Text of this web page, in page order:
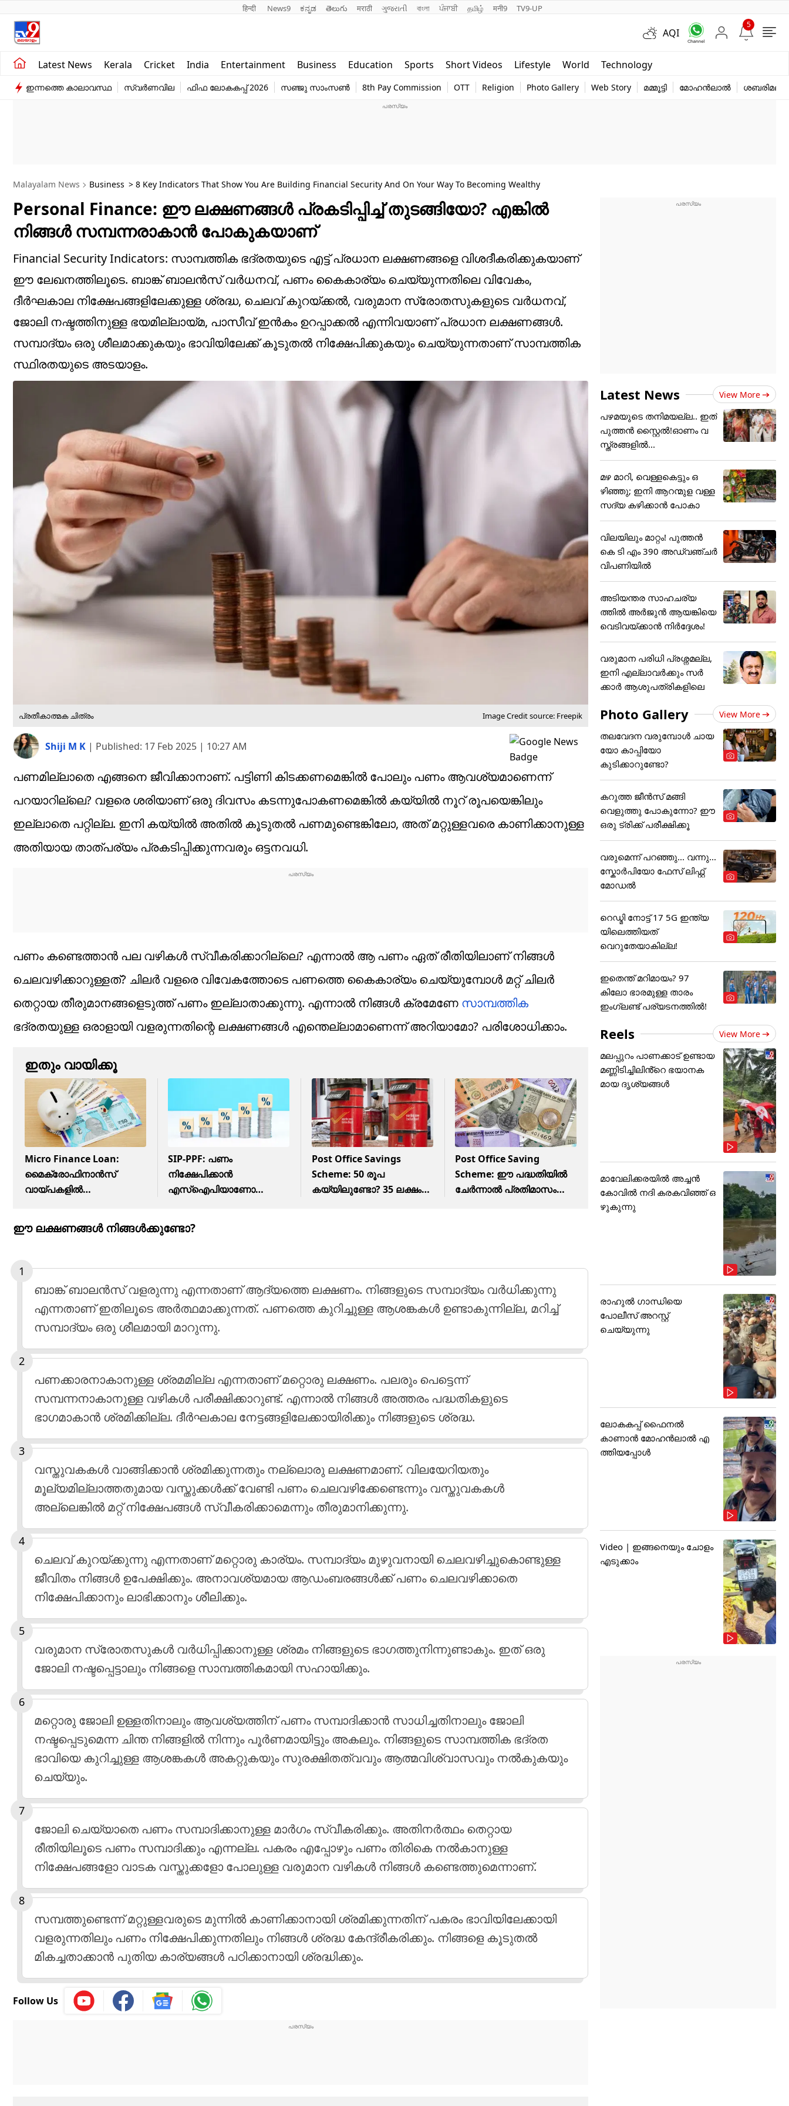
हिन्दी News9 ಕನ್ನಡ తెలుగు मराठी ગુજરાતી বাংলা ਪੰਜਾਬੀ தமிழ் मनी9 TV9-UP
AQI
5
Latest News Kerala Cricket India Entertainment Business Education Sports Short Videos Lifestyle World Technology
Kerala
India
Education
world
Web Story
ഇന്നത്തെ കാലാവസ്ഥ സ്വർണവില ഫിഫ ലോകകപ്പ് 2026 സഞ്ജു സാംസൺ 8th Pay Commission OTT Religion Photo Gallery Web Story മമ്മൂട്ടി മോഹൻലാൽ ശബരിമല
Malayalam News Business > 8 Key Indicators That Show You Are Building Financial Security And On Your Way To Becoming Wealthy
Personal Finance: ഈ ലക്ഷണങ്ങള്‍ പ്രകടിപ്പിച്ച് തുടങ്ങിയോ? എങ്കില്‍
നിങ്ങള്‍ സമ്പന്നരാകാന്‍ പോകുകയാണ്‌
Financial Security Indicators: സാമ്പത്തിക ഭദ്രതയുടെ എട്ട് പ്രധാന ലക്ഷണങ്ങളെ വിശദീകരിക്കുകയാണ്
ഈ ലേഖനത്തിലൂടെ. ബാങ്ക് ബാലന്‍സ് വര്‍ധനവ്, പണം കൈകാര്യം ചെയ്യുന്നതിലെ വിവേകം,
ദീര്‍ഘകാല നിക്ഷേപങ്ങളിലേക്കുള്ള ശ്രദ്ധ, ചെലവ് കുറയ്ക്കല്‍, വരുമാന സ്രോതസുകളുടെ വര്‍ധനവ്,
ജോലി നഷ്ടത്തിനുള്ള ഭയമില്ലായ്മ, പാസീവ് ഇന്‍കം ഉറപ്പാക്കല്‍ എന്നിവയാണ് പ്രധാന ലക്ഷണങ്ങള്‍.
സമ്പാദ്യം ഒരു ശീലമാക്കുകയും ഭാവിയിലേക്ക് കൂടുതല്‍ നിക്ഷേപിക്കുകയും ചെയ്യുന്നതാണ് സാമ്പത്തിക
സ്ഥിരതയുടെ അടയാളം.
പ്രതീകാത്മക ചിത്രം Image Credit source: Freepik
Shiji M K | Published: 17 Feb 2025 | 10:27 AM
പണമില്ലാതെ എങ്ങനെ ജീവിക്കാനാണ്. പട്ടിണി കിടക്കണമെങ്കില്‍ പോലും പണം ആവശ്യമാണെന്ന്
പറയാറില്ലെ? വളരെ ശരിയാണ് ഒരു ദിവസം കടന്നുപോകണമെങ്കില്‍ കയ്യില്‍ നൂറ് രൂപയെങ്കിലും
ഇല്ലാതെ പറ്റില്ല. ഇനി കയ്യില്‍ അതില്‍ കൂടുതല്‍ പണമുണ്ടെങ്കിലോ, അത് മറ്റുള്ളവരെ കാണിക്കാനുള്ള
അതിയായ താത്പര്യം പ്രകടിപ്പിക്കുന്നവരും ഒട്ടനവധി.
പണം കണ്ടെത്താന്‍ പല വഴികള്‍ സ്വീകരിക്കാറില്ലെ? എന്നാല്‍ ആ പണം ഏത് രീതിയിലാണ് നിങ്ങള്‍
ചെലവഴിക്കാറുള്ളത്? ചിലര്‍ വളരെ വിവേകത്തോടെ പണത്തെ കൈകാര്യം ചെയ്യുമ്പോള്‍ മറ്റ് ചിലര്‍
തെറ്റായ തീരുമാനങ്ങളെടുത്ത് പണം ഇല്ലാതാക്കുന്നു. എന്നാല്‍ നിങ്ങള്‍ ക്രമേണേ സാമ്പത്തിക
ഭദ്രതയുള്ള ഒരാളായി വളരുന്നതിന്റെ ലക്ഷണങ്ങള്‍ എന്തെല്ലാമാണെന്ന് അറിയാമോ? പരിശോധിക്കാം.
ഇതും വായിക്കൂ
Micro Finance Loan:
മൈക്രോഫിനാന്‍സ്
വായ്പകളില്‍
കടക്കെണിയില്‍ പെടുംമുമ്പ്
ഇവ അറിഞ്ഞുവെക്കാം
SIP-PPF: പണം
നിക്ഷേപിക്കാന്‍
എസ്‌ഐപിയാണോ
ഇങ്ങനെ വളരും
Post Office Savings
Scheme: 50 രൂപ
കയ്യിലുണ്ടോ? 35 ലക്ഷം
Post Office Saving
Scheme: ഈ പദ്ധതിയില്‍
ചേര്‍ന്നാല്‍ പ്രതിമാസം
ഈ ലക്ഷണങ്ങള്‍ നിങ്ങള്‍ക്കുണ്ടോ?
ബാങ്ക് ബാലന്‍സ് വളരുന്നു എന്നതാണ് ആദ്യത്തെ ലക്ഷണം. നിങ്ങളുടെ സമ്പാദ്യം വര്‍ധിക്കുന്നു
എന്നതാണ് ഇതിലൂടെ അര്‍ത്ഥമാക്കുന്നത്. പണത്തെ കുറിച്ചുള്ള ആശങ്കകള്‍ ഉണ്ടാകുന്നില്ല, മറിച്ച്
സമ്പാദ്യം ഒരു ശീലമായി മാറുന്നു.
പണക്കാരനാകാനുള്ള ശ്രമമില്ല എന്നതാണ് മറ്റൊരു ലക്ഷണം. പലരും പെട്ടെന്ന്
സമ്പന്നനാകാനുള്ള വഴികള്‍ പരീക്ഷിക്കാറുണ്ട്. എന്നാല്‍ നിങ്ങള്‍ അത്തരം പദ്ധതികളുടെ
ഭാഗമാകാന്‍ ശ്രമിക്കില്ല. ദീര്‍ഘകാല നേട്ടങ്ങളിലേക്കായിരിക്കും നിങ്ങളുടെ ശ്രദ്ധ.
വസ്തുവകകള്‍ വാങ്ങിക്കാന്‍ ശ്രമിക്കുന്നതും നല്ലൊരു ലക്ഷണമാണ്. വിലയേറിയതും
മൂല്യമില്ലാത്തതുമായ വസ്തുക്കള്‍ക്ക് വേണ്ടി പണം ചെലവഴിക്കേണ്ടെന്നും വസ്തുവകകള്‍
അല്ലെങ്കില്‍ മറ്റ് നിക്ഷേപങ്ങള്‍ സ്വീകരിക്കാമെന്നും തീരുമാനിക്കുന്നു.
ചെലവ് കുറയ്ക്കുന്നു എന്നതാണ് മറ്റൊരു കാര്യം. സമ്പാദ്യം മുഴുവനായി ചെലവഴിച്ചുകൊണ്ടുള്ള
ജീവിതം നിങ്ങള്‍ ഉപേക്ഷിക്കും. അനാവശ്യമായ ആഡംബരങ്ങള്‍ക്ക് പണം ചെലവഴിക്കാതെ
നിക്ഷേപിക്കാനും ലാഭിക്കാനും ശീലിക്കും.
വരുമാന സ്രോതസുകള്‍ വര്‍ധിപ്പിക്കാനുള്ള ശ്രമം നിങ്ങളുടെ ഭാഗത്തുനിന്നുണ്ടാകും. ഇത് ഒരു
ജോലി നഷ്ടപ്പെട്ടാലും നിങ്ങളെ സാമ്പത്തികമായി സഹായിക്കും.
മറ്റൊരു ജോലി ഉള്ളതിനാലും ആവശ്യത്തിന് പണം സമ്പാദിക്കാന്‍ സാധിച്ചതിനാലും ജോലി
നഷ്ടപ്പെടുമെന്ന ചിന്ത നിങ്ങളില്‍ നിന്നും പൂര്‍ണമായിട്ടും അകലും. നിങ്ങളുടെ സാമ്പത്തിക ഭദ്രത
ഭാവിയെ കുറിച്ചുള്ള ആശങ്കകള്‍ അകറ്റുകയും സുരക്ഷിതത്വവും ആത്മവിശ്വാസവും നല്‍കുകയും
ചെയ്യും.
ജോലി ചെയ്യാതെ പണം സമ്പാദിക്കാനുള്ള മാര്‍ഗം സ്വീകരിക്കും. അതിനര്‍ത്ഥം തെറ്റായ
രീതിയിലൂടെ പണം സമ്പാദിക്കും എന്നല്ല. പകരം എപ്പോഴും പണം തിരികെ നല്‍കാനുള്ള
നിക്ഷേപങ്ങളോ വാടക വസ്തുക്കളോ പോലുള്ള വരുമാന വഴികള്‍ നിങ്ങള്‍ കണ്ടെത്തുമെന്നാണ്.
സമ്പത്തുണ്ടെന്ന് മറ്റുള്ളവരുടെ മുന്നില്‍ കാണിക്കാനായി ശ്രമിക്കുന്നതിന് പകരം ഭാവിയിലേക്കായി
വളരുന്നതിലും പണം നിക്ഷേപിക്കുന്നതിലും നിങ്ങള്‍ ശ്രദ്ധ കേന്ദ്രീകരിക്കും. നിങ്ങളെ കൂടുതല്‍
മികച്ചതാക്കാന്‍ പുതിയ കാര്യങ്ങള്‍ പഠിക്കാനായി ശ്രദ്ധിക്കും.
Follow Us
Latest News View More
പഴമയുടെ തനിമയല്ല.. ഇത്
പുത്തൻ സ്റ്റൈൽ!ഓണം വ
സ്ത്രങ്ങളിൽ...
മഴ മാറി, വെള്ളകെട്ടും ഒ
ഴിഞ്ഞു; ഇനി ആറന്മുള വള്ള
സദ്യ കഴിക്കാൻ പോകാ
വിലയിലും മാറ്റം! പുത്തൻ
കെ ടി എം 390 അഡ്വഞ്ചർ
വിപണിയിൽ
അടിയന്തര സാഹചര്യ
ത്തിൽ അർജുൻ ആയങ്കിയെ
വെടിവയ്ക്കാൻ നിർദ്ദേശം!
വരുമാന പരിധി പ്രശ്നമല്ല,
ഇനി എല്ലാവർക്കും സർ
ക്കാർ ആശുപത്രികളിലെ
Photo Gallery View More
തലവേദന വരുമ്പോൾ ചായ
യോ കാപ്പിയോ
കുടിക്കാറുണ്ടോ?
കറുത്ത ജീൻസ് മങ്ങി
വെളുത്തു പോകുന്നോ? ഈ
ഒരു ട്രിക്ക് പരീക്ഷിക്കൂ
വരുമെന്ന് പറഞ്ഞു... വന്നു...
സ്കോർപിയോ ഫേസ് ലിഫ്റ്റ്
മോഡൽ
റെഡ്മി നോട്ട് 17 5G ഇന്ത്യ
യിലെത്തിയത്
വെറുതേയാകില്ല!
ഇതെന്ത് മറിമായം? 97
കിലോ ഭാരമുള്ള താരം
ഇംഗ്ലണ്ട് പര്യടനത്തില്‍!
Reels View More
മലപ്പുറം പാണക്കാട് ഉണ്ടായ
മണ്ണിടിച്ചിലിൻ്റെ ഭയാനക
മായ ദൃശ്യങ്ങൾ
മാവേലിക്കരയിൽ അച്ചൻ
കോവിൽ നദി കരകവിഞ്ഞ് ഒ
ഴുകുന്നു
രാഹുൽ ഗാന്ധിയെ
പോലീസ് അറസ്റ്റ്
ചെയ്യുന്നു
ലോകകപ്പ് ഫൈനൽ
കാണാൻ മോഹൻലാൽ എ
ത്തിയപ്പോൾ
Video | ഇങ്ങനെയും ചോളം
എടുക്കാം